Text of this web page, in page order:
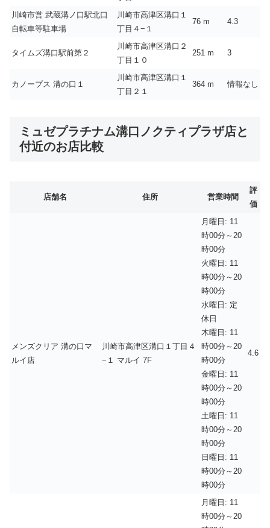
川崎市営 武蔵溝ノ口駅北口
自転車等駐車場
川崎市高津区溝口１
丁目４−１
76 m 4.3
タイムズ溝口駅前第２
川崎市高津区溝口２
丁目１０
251 m 3
カノープス 溝の口１
川崎市高津区溝口１
丁目２１
364 m 情報なし
ミュゼプラチナム溝口ノクティプラザ店と
付近のお店比較
店舗名 住所 営業時間
評
価
メンズクリア 溝の口マ
ルイ店
川崎市高津区溝口１丁目４
−１ マルイ 7F
月曜日: 11
時00分～20
時00分
火曜日: 11
時00分～20
時00分
水曜日: 定
休日
木曜日: 11
時00分～20
時00分
金曜日: 11
時00分～20
時00分
土曜日: 11
時00分～20
時00分
日曜日: 11
時00分～20
時00分
4.6
月曜日: 11
時00分～20